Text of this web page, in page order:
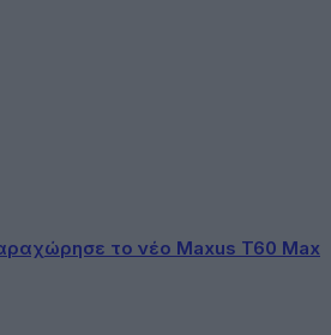
το νέο Maxus T60 Max